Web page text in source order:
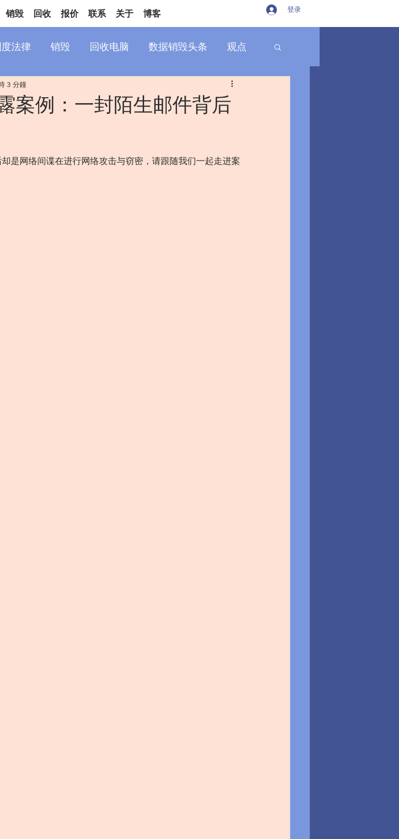
销毁 回收 报价 联系 关于 博客 登录
法律 销毁 回收电脑 数据销毁头条 观点
案例：一封陌生邮件背后
3 分鐘
是网络间谍在进行网络攻击与窃密，请跟随我们一起走进案